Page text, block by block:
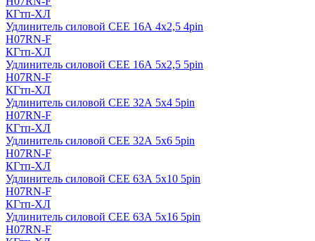
КГтп-ХЛ
Удлинитель силовой CEE 16А 4х2,5 4pin
H07RN-F
КГтп-ХЛ
Удлинитель силовой CEE 16А 5x2,5 5pin
H07RN-F
КГтп-ХЛ
Удлинитель силовой CEE 32А 5x4 5pin
H07RN-F
КГтп-ХЛ
Удлинитель силовой CEE 32А 5x6 5pin
H07RN-F
КГтп-ХЛ
Удлинитель силовой CEE 63А 5x10 5pin
H07RN-F
КГтп-ХЛ
Удлинитель силовой CEE 63А 5x16 5pin
H07RN-F